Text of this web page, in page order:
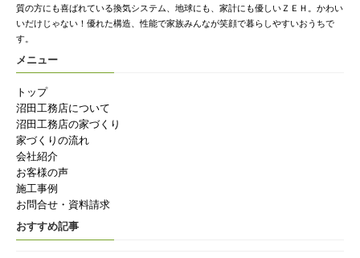
質の方にも喜ばれている換気システム、地球にも、家計にも優しいＺＥＨ。かわい
いだけじゃない！優れた構造、性能で家族みんなが笑顔で暮らしやすいおうちで
す。
メニュー
トップ
沼田工務店について
沼田工務店の家づくり
家づくりの流れ
会社紹介
お客様の声
施工事例
お問合せ・資料請求
おすすめ記事